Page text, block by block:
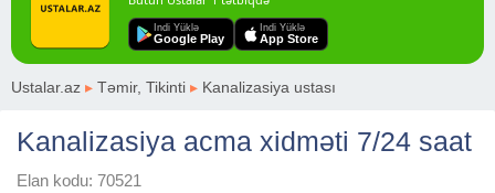
Indi Yüklə
Google Play
Indi Yüklə
App Store
Ustalar.az ▸ Təmir, Tikinti ▸ Kanalizasiya ustası
Kanalizasiya acma xidməti 7/24 saat
Elan kodu: 70521